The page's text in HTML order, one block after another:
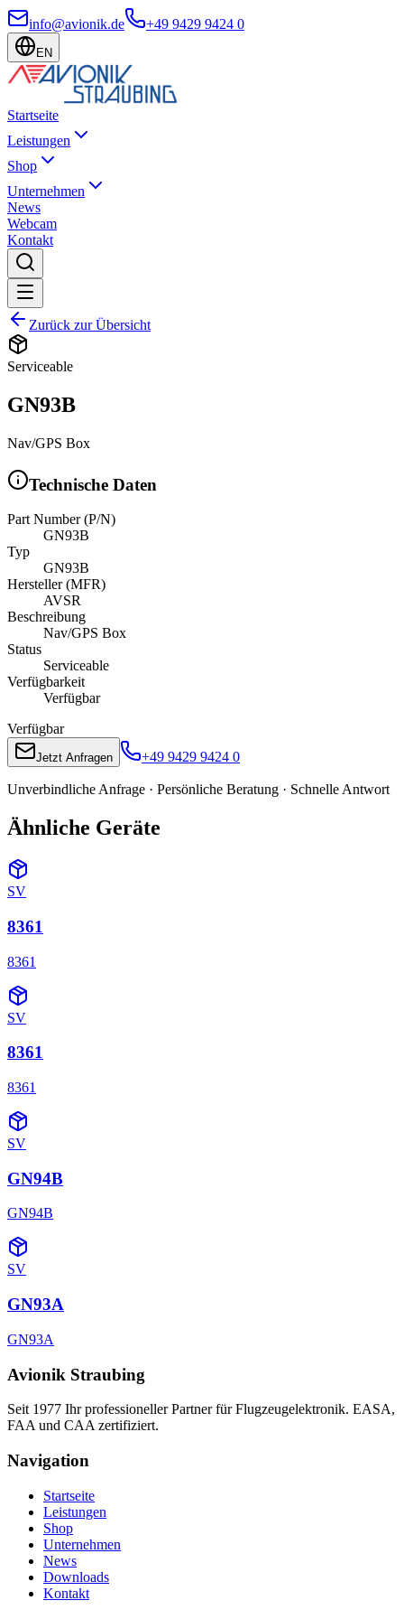
info@avionik.de +49 9429 9424 0
EN
Startseite
Leistungen
Shop
Unternehmen
News
Webcam
Kontakt
Zurück zur Übersicht
Serviceable
GN93B
Nav/GPS Box
Technische Daten
Part Number (P/N)
GN93B
Typ
GN93B
Hersteller (MFR)
AVSR
Beschreibung
Nav/GPS Box
Status
Serviceable
Verfügbarkeit
Verfügbar
Verfügbar
Jetzt Anfragen +49 9429 9424 0
Unverbindliche Anfrage · Persönliche Beratung · Schnelle Antwort
Ähnliche Geräte
SV
8361
8361
SV
8361
8361
SV
GN94B
GN94B
SV
GN93A
GN93A
Avionik Straubing
Seit 1977 Ihr professioneller Partner für Flugzeugelektronik. EASA,
FAA und CAA zertifiziert.
Navigation
Startseite
Leistungen
Shop
Unternehmen
News
Downloads
Kontakt